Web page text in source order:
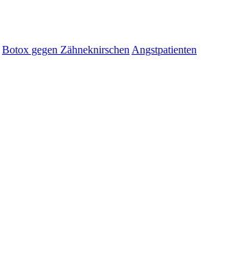
Botox gegen Zähneknirschen Angstpatienten